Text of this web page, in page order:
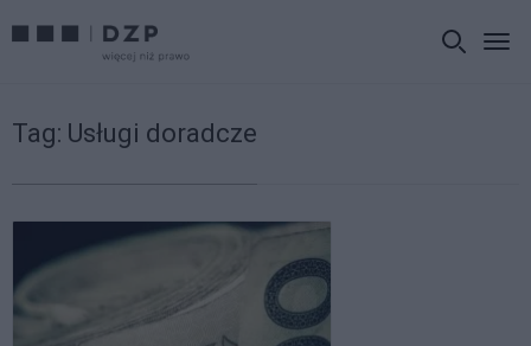
Tag: Usługi doradcze